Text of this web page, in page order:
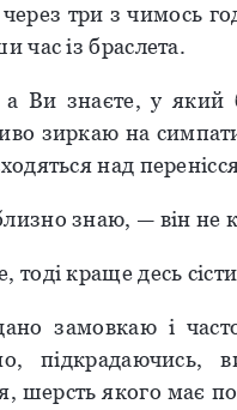
три з чимось
час із браслета.
Ви знаєте, у який
зиркаю на
над
знаю, — він не
краще десь
замовкаю і
підкрадаючись,
шерсть якого має